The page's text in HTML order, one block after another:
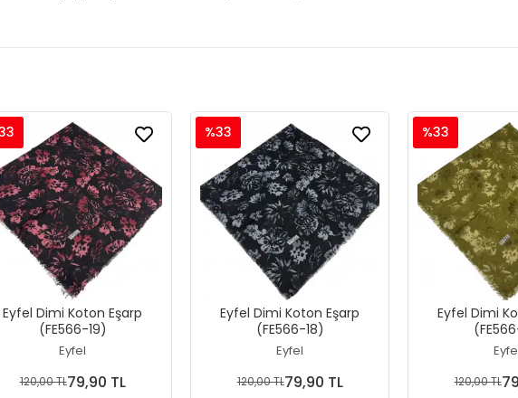
Eyfel Dimi Koton Eşarp
(FE566-19)
Eyfel
120,00 TL79,90 TL
Eyfel Dimi Koton Eşarp
(FE566-18)
Eyfel
%33
120,00 TL79,90 TL
Eyfel Dimi
%33
120,00 TL